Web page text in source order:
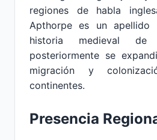
regiones de habla
Apthorpe es un
historia medieval de
posteriormente se
migración y
continentes.
Presencia